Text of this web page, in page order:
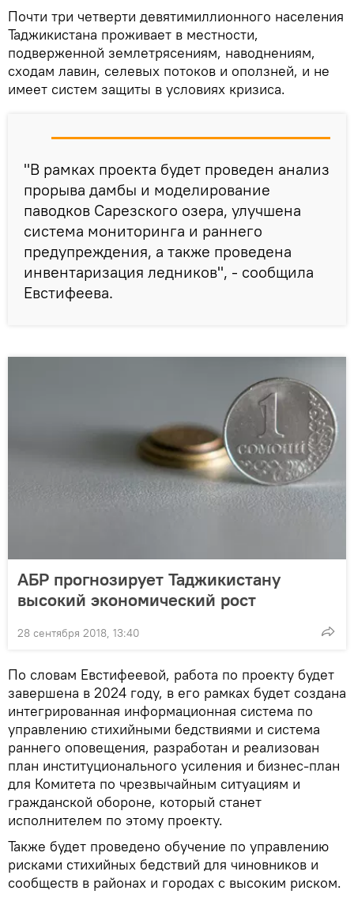
Почти три четверти девятимиллионного населения
Таджикистана проживает в местности,
подверженной землетрясениям, наводнениям,
сходам лавин, селевых потоков и оползней, и не
имеет систем защиты в условиях кризиса.
"В рамках проекта будет проведен анализ
прорыва дамбы и моделирование
паводков Сарезского озера, улучшена
система мониторинга и раннего
предупреждения, а также проведена
инвентаризация ледников", - сообщила
Евстифеева.
АБР прогнозирует Таджикистану
высокий экономический рост
28 сентября 2018, 13:40
По словам Евстифеевой, работа по проекту будет
завершена в 2024 году, в его рамках будет создана
интегрированная информационная система по
управлению стихийными бедствиями и система
раннего оповещения, разработан и реализован
план институционального усиления и бизнес-план
для Комитета по чрезвычайным ситуациям и
гражданской обороне, который станет
исполнителем по этому проекту.
Также будет проведено обучение по управлению
рисками стихийных бедствий для чиновников и
сообществ в районах и городах с высоким риском.